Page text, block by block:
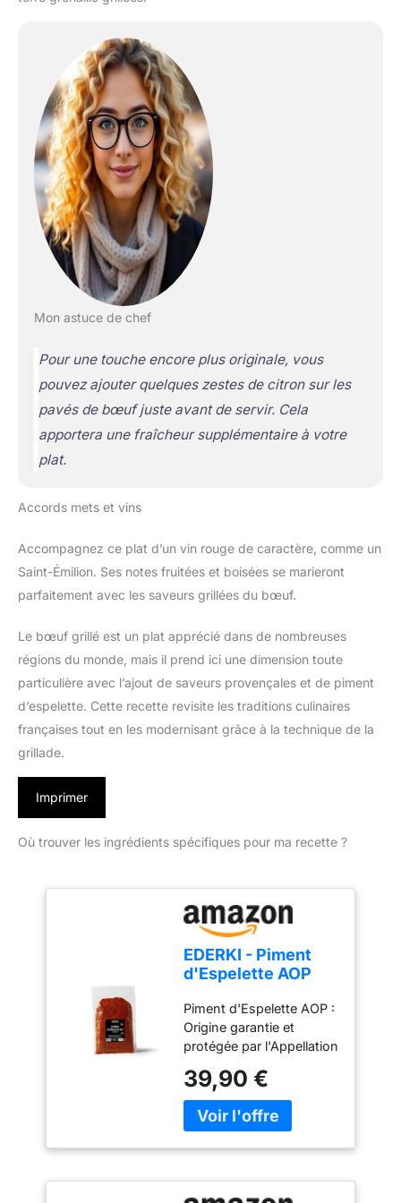
Mon astuce de chef
Pour une touche encore plus originale, vous
pouvez ajouter quelques zestes de citron sur les
pavés de bœuf juste avant de servir. Cela
apportera une fraîcheur supplémentaire à votre
plat.
Accords mets et vins
Accompagnez ce plat d’un vin rouge de caractère, comme un
Saint-Émilion. Ses notes fruitées et boisées se marieront
parfaitement avec les saveurs grillées du bœuf.
Le bœuf grillé est un plat apprécié dans de nombreuses
régions du monde, mais il prend ici une dimension toute
particulière avec l’ajout de saveurs provençales et de piment
d’espelette. Cette recette revisite les traditions culinaires
françaises tout en les modernisant grâce à la technique de la
grillade.
Imprimer
Où trouver les ingrédients spécifiques pour ma recette ?
EDERKI - Piment
d'Espelette AOP
Piment d'Espelette AOP :
Origine garantie et
protégée par l'Appellation
(AOP), cultivé et
transformé au Pays
Basque selon un savoir-
maturité, séché
naturellement puis
39,90 €